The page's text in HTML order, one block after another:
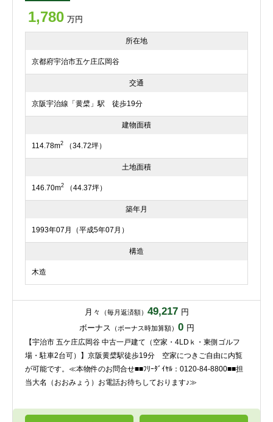
1,780 万円
所在地
京都府宇治市五ケ庄広岡谷
交通
京阪宇治線「黄檗」駅 徒歩19分
建物面積
114.78m2 （34.72坪）
土地面積
146.70m2 （44.37坪）
築年月
1993年07月（平成5年07月）
構造
木造
月々 （毎月返済額） 49,217 円
ボーナス （ボーナス時加算額） 0 円
【宇治市 五ケ庄広岡谷 中古一戸建て（空家・4LDｋ・東側ゴルフ
場・駐車2台可）】京阪黄檗駅徒歩19分 空家につきご自由に内覧
が可能です。≪本物件のお問合せ■■ﾌﾘｰﾀﾞｲﾔﾙ：0120-84-8800■■担
当大名（おおみょう）お電話お待ちしております♪≫